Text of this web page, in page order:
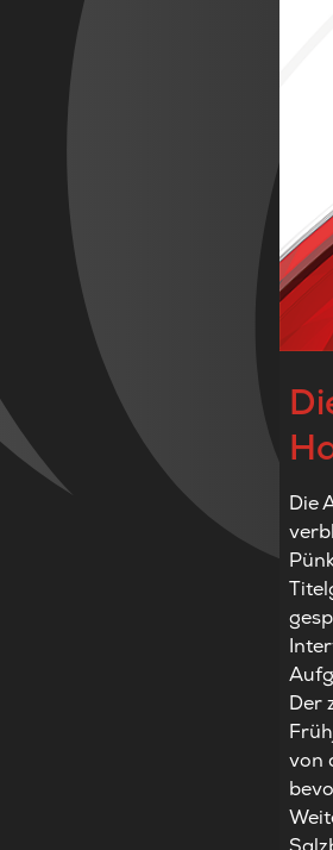
Die
Der
von